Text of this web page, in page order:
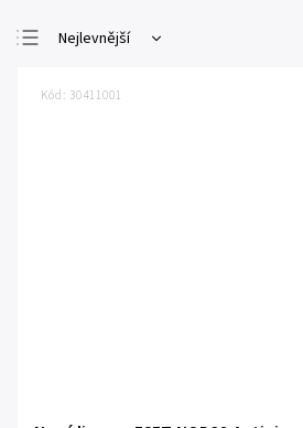
Nejlevnější
Kód: 30411001